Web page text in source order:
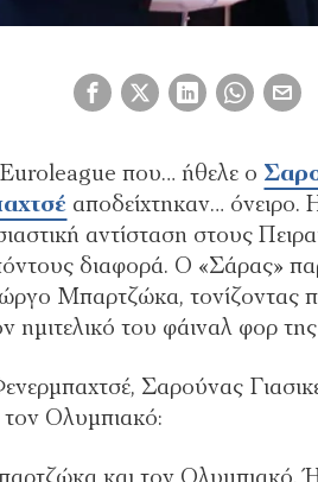
Euroleague που… ήθελε ο
αποδείχτηκαν…
αντίσταση στους
διαφορά. Ο «Σάρας»
Μπαρτζώκα, τονίζοντας
ημιτελικό του φάιναλ φορ
Σαρούνας
τον Ολυμπιακό: